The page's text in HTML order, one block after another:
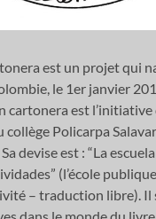
est un projet qui
le 1er janvier
cartonera est l’initiative
collège Policarpa
Sa devise est : “La
(l’école
– traduction libre). Il